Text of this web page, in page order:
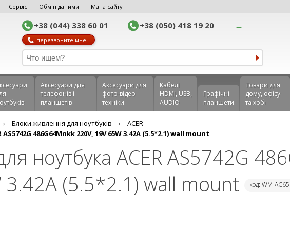
Сервіс Обмін даними Мапа сайту
+38 (044) 338 60 01 +38 (050) 418 19 20
перезвоните мне
Аксеcуари для
телефонів і
планшетів
Аксесуари для
фото-відео
техніки
Кабелі
HDMI, USB,
AUDIO
Графічні
планшети
Товари для
дому, офісу
та хобі
› Блоки живлення для ноутбуків ›
ACER
486G64Mnkk 220V, 19V 65W 3.42A (5.5*2.1) wall mount
ноутбука ACER AS5742G
3.42A (5.5*2.1) wall mount
код: WM-